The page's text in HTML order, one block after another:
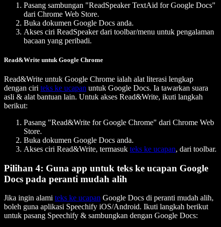
Pasang sambungan "ReadSpeaker TextAid for Google Docs"
dari Chrome Web Store.
Buka dokumen Google Docs anda.
Akses ciri ReadSpeaker dari toolbar/menu untuk pengalaman
bacaan yang peribadi.
Read&Write untuk Google Chrome
Read&Write untuk Google Chrome ialah alat literasi lengkap
dengan ciri teks ke ucapan untuk Google Docs. Ia tawarkan suara
asli & alat bantuan lain. Untuk akses Read&Write, ikuti langkah
berikut:
Pasang "Read&Write for Google Chrome" dari Chrome Web
Store.
Buka dokumen Google Docs anda.
Akses ciri Read&Write, termasuk teks ke ucapan, dari toolbar.
Pilihan 4: Guna app untuk teks ke ucapan Google
Docs pada peranti mudah alih
Jika ingin alami teks ke ucapan Google Docs di peranti mudah alih,
boleh guna aplikasi Speechify iOS/Android. Ikuti langkah berikut
untuk pasang Speechify & sambungkan dengan Google Docs: